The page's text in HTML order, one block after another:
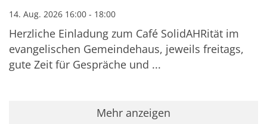
14. Aug. 2026 16:00 - 18:00
Herzliche Einladung zum Café SolidAHRität im
evangelischen Gemeindehaus, jeweils freitags,
gute Zeit für Gespräche und ...
Mehr anzeigen